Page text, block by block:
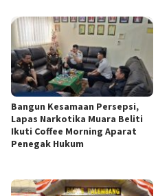
Bangun Kesamaan Persepsi,
Lapas Narkotika Muara Beliti
Ikuti Coffee Morning Aparat
Penegak Hukum